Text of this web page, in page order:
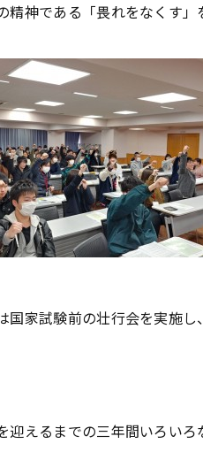
精神である「畏れをなくす
国家試験前の壮行会を実施
迎えるまでの三年間いろい